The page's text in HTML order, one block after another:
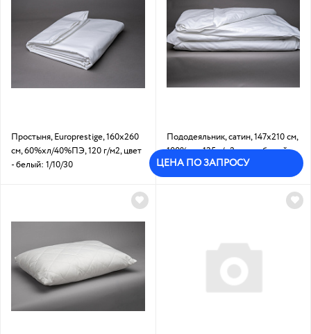
Простыня, Europrestige, 160х260
см, 60%хл/40%ПЭ, 120 г/м2, цвет
- белый: 1/10/30
Пододеяльник, сатин, 147х210 см,
100% хл, 135 г/м2, цвет - белый
ЦЕНА ПО ЗАПРОСУ